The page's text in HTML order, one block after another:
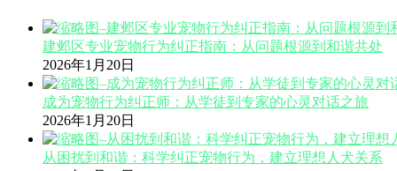
建邺区专业宠物行为纠正指南：从问题根源到和谐共处
2026年1月20日
成为宠物行为纠正师：从学徒到专家的心灵对话之旅
2026年1月20日
从困扰到和谐：科学纠正宠物行为，建立理想人犬关系